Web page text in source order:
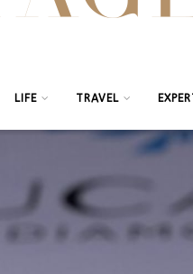
LIFE TRAVEL